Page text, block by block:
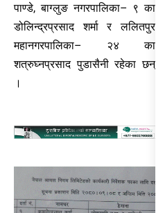
पाण्डे, बाग्लुङ नगरपालिका– ९ का
डोलिन्द्रप्रसाद शर्मा र ललितपुर
महानगरपालिका– २४ का
शत्रुघ्नप्रसाद पुडासैनी रहेका छन्
।